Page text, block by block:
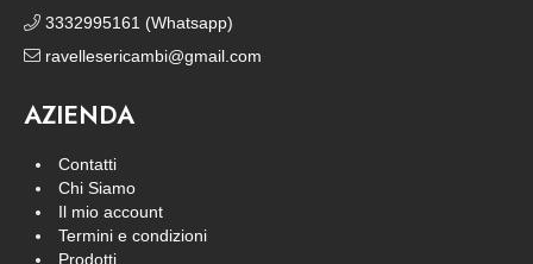
3332995161 (Whatsapp)
ravellesericambi@gmail.com
AZIENDA
Contatti
Chi Siamo
Il mio account
Termini e condizioni
Prodotti